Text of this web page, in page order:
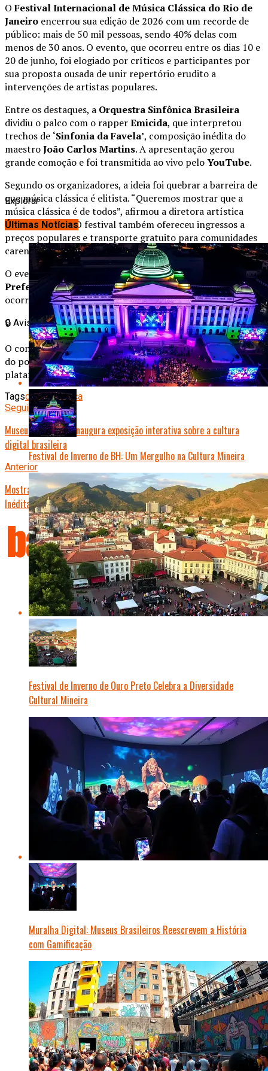
OFestival Internacional de Música Clássica do Rio de
Janeiro encerrou sua edição de 2026 com um recorde de
público: mais de 50 mil pessoas, sendo 40% delas com
menos de 30 anos. O evento, que ocorreu entre os dias 10 e
20 de junho, foi elogiado por críticos e participantes por
sua proposta ousada de unir repertório erudito a
intervenções de artistas populares.
Entre os destaques, a Orquestra Sinfônica Brasileira
dividiu o palco com o rapperEmicida, que interpretou
trechos de ‘Sinfonia da Favela’, composição inédita do
maestroJoão Carlos Martins. A apresentação gerou
grande comoção e foi transmitida ao vivo peloYouTube.
Segundo os organizadores, a ideia foi quebrar a barreira de
que música clássica é elitista. “Queremos mostrar que a
música clássica é de todos”, afirmou a diretora artística
Ana Lucia Vaz. O festival também ofereceu ingressos a
preços populares e transporte gratuito para comunidades
carentes.
O evento contou com patrocínio daPetrobras
e apoio da
Prefeitura do Rio. A expectativa é que a próxima edição
ocorra emSalvador.
🔒 Aviso Importante
O conteúdo publicado é de total responsabilidade do autor
do post, não representando necessariamente a opinião da
plataforma.
Tagsculturamúsica
Seguinte
Museu do Amanhã inaugura exposição interativa sobre a cultura
digital brasileira
Anterior
Mostra Imersiva Transforma Estação da Luz em Experiência Cultural
Inédita
Explorar
Últimas Notícias
Festival de Inverno de BH: Um Mergulho na Cultura Mineira
Festival de Inverno de Ouro Preto Celebra a Diversidade
Cultural Mineira
Muralha Digital: Museus Brasileiros Reescrevem a História
com Gamificação